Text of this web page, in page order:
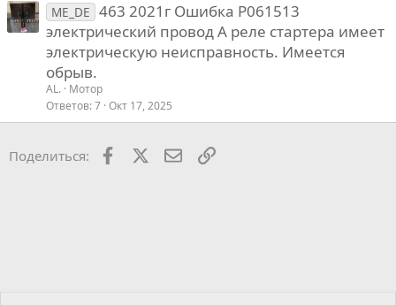
ME_DE 463 2021г Ошибка P061513
электрический провод А реле стартера имеет
электрическую неисправность. Имеется
обрыв.
AL. Мотор
Ответов 7 Окт 17, 2025
Поделиться: Facebook ПочтаСсылкой